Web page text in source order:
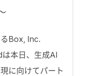
Box, Inc.
は本日、生成AI
に向けてパート